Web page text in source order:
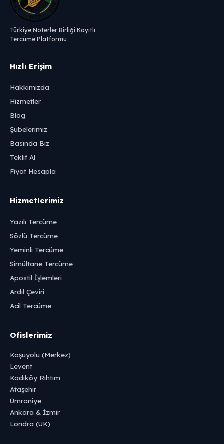
Türkiye Noterler Birliği Kayıtlı
Tercüme Platformu
Hızlı Erişim
Hakkımızda
Hizmetler
Blog
Şubelerimiz
Basında Biz
Teklif Al
Fiyat Hesapla
Hizmetlerimiz
Yazılı Tercüme
Sözlü Tercüme
Yeminli Tercüme
Simültane Tercüme
Apostil İşlemleri
Ardıl Çeviri
Acil Tercüme
Ofislerimiz
Koşuyolu (Merkez)
Levent
Kadıköy Rıhtım
Ataşehir
Ümraniye
Ankara & İzmir
Londra (UK)